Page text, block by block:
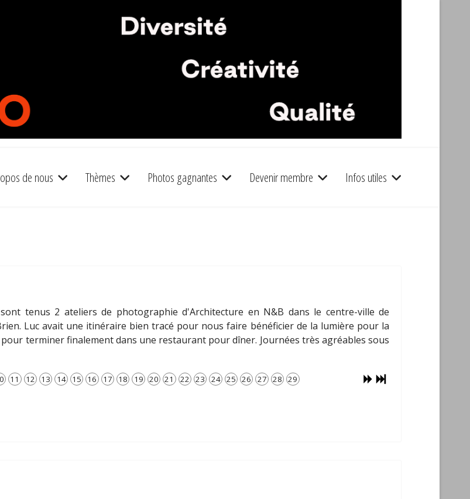
de nous Thèmes Photos gagnantes Devenir membre Infos utiles
tenus 2 ateliers de photographie d'Architecture en N&B dans le centre-ville de
Luc avait une itinéraire bien tracé pour nous faire bénéficier de la lumière pour la
terminer finalement dans une restaurant pour dîner. Journées très agréables sous
11 12 13 14 15 16 17 18 19 20 21 22 23 24 25 26 27 28 29